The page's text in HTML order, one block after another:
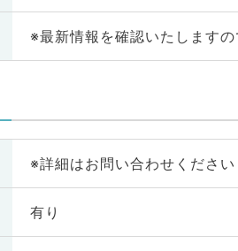
※最新情報を確認いたします
※詳細はお問い合わせください
有り